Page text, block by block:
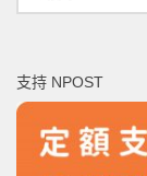
尋
字:
支持 NPOST